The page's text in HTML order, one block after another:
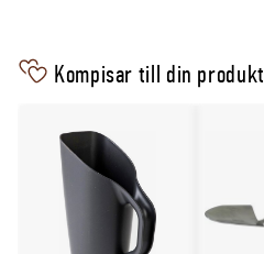
Kompisar till din produkt